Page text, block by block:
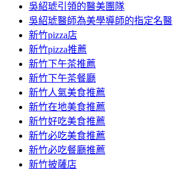
主
要
內
容
吳紹琥引領的醫美團隊
吳紹琥醫師為美學導師的指定名醫
新竹pizza店
新竹pizza推薦
新竹下午茶推薦
新竹下午茶餐廳
新竹人氣美食推薦
新竹在地美食推薦
新竹好吃美食推薦
新竹必吃美食推薦
新竹必吃餐廳推薦
新竹披薩店